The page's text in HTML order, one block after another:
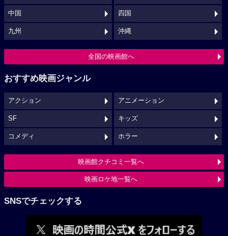
中国 四国
九州 沖縄
全国の映画館へ
おすすめ映画ジャンル
アクション アニメーション
SF キッズ
コメディ ホラー
映画館クチコミ一覧へ
映画ロケ地一覧へ
SNSでチェックする